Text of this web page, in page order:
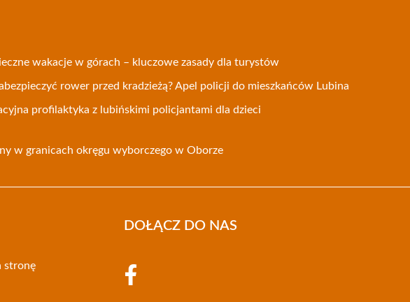
wakacje w górach – kluczowe zasady dla turystów
rower przed kradzieżą? Apel policji do mieszkańców Lubina
profilaktyka z lubińskimi policjantami dla dzieci
w granicach okręgu wyborczego w Oborze
stronę
DOŁĄCZ DO NAS